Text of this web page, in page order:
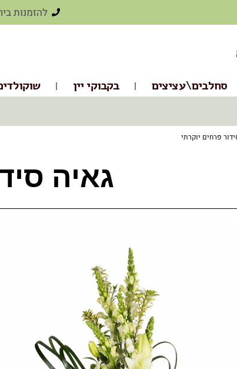
להזמנות
סחלבים\עציצים בקבוקי יין
פרחים יוקרתי
גאיה